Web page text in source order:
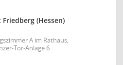
(Hessen)
A im Rathaus,
Tor-Anlage 6